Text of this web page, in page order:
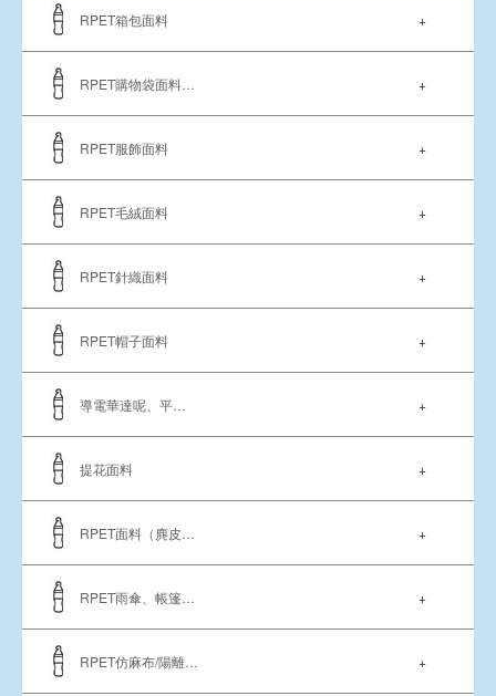
RPET箱包面料 +
RPET購物袋面料… +
RPET服飾面料 +
RPET毛絨面料 +
RPET針織面料 +
RPET帽子面料 +
導電華達呢、平… +
提花面料 +
RPET面料（麂皮… +
RPET雨傘、帳篷… +
RPET仿麻布/陽離… +